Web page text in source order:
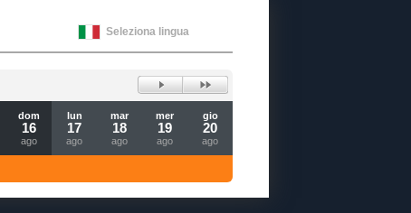
Seleziona lingua
dom
16
ago
lun
17
ago
mar
18
ago
mer
19
ago
gio
20
ago